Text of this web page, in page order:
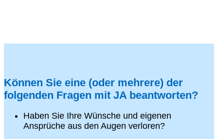
Können Sie eine (oder mehrere) der
folgenden Fragen mit JA beantworten?
Haben Sie Ihre Wünsche und eigenen
Ansprüche aus den Augen verloren?